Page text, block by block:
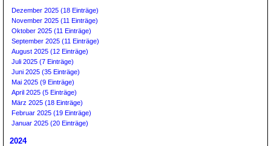
Dezember 2025 (18 Einträge)
November 2025 (11 Einträge)
Oktober 2025 (11 Einträge)
September 2025 (11 Einträge)
August 2025 (12 Einträge)
Juli 2025 (7 Einträge)
Juni 2025 (35 Einträge)
Mai 2025 (9 Einträge)
April 2025 (5 Einträge)
März 2025 (18 Einträge)
Februar 2025 (19 Einträge)
Januar 2025 (20 Einträge)
2024